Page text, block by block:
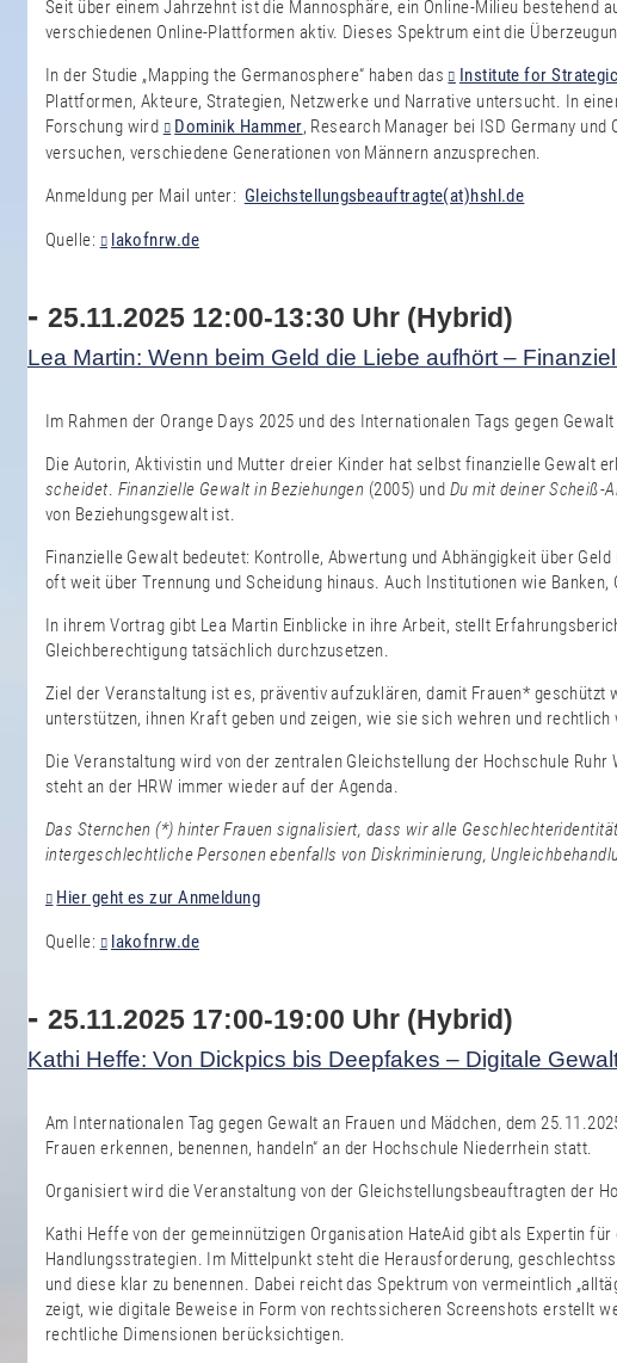
Seit über einem Jahrzehnt ist die Mannosphäre, ein Online-Milieu bestehend
verschiedenen Online-Plattformen aktiv. Dieses Spektrum eint die
In der Studie „Mapping the Germanosphere“ haben das
Institute for
Plattformen, Akteure, Strategien, Netzwerke und Narrative untersucht. In
Forschung wird
Dominik Hammer, Research Manager bei ISD Germany
versuchen, verschiedene Generationen von Männern anzusprechen.
Anmeldung per Mail unter: Gleichstellungsbeauftragte(at)hshl.de
Quelle: lakofnrw.de
- 25.11.2025 12:00-13:30 Uhr (Hybrid)
Lea Martin: Wenn beim Geld die Liebe aufhört –
Im Rahmen der Orange Days 2025 und des Internationalen Tags gegen
Die Autorin, Aktivistin und Mutter dreier Kinder hat selbst finanzielle Gewalt
scheidet. Finanzielle Gewalt in Beziehungen (2005) und Du mit deiner Scheiß-
von Beziehungsgewalt ist.
Finanzielle Gewalt bedeutet: Kontrolle, Abwertung und Abhängigkeit über
oft weit über Trennung und Scheidung hinaus. Auch Institutionen wie
In ihrem Vortrag gibt Lea Martin Einblicke in ihre Arbeit, stellt
Gleichberechtigung tatsächlich durchzusetzen.
Ziel der Veranstaltung ist es, präventiv aufzuklären, damit Frauen*
unterstützen, ihnen Kraft geben und zeigen, wie sie sich wehren und
Die Veranstaltung wird von der zentralen Gleichstellung der Hochschule
steht an der HRW immer wieder auf der Agenda.
Das Sternchen (*) hinter Frauen signalisiert, dass wir alle
intergeschlechtliche Personen ebenfalls von Diskriminierung,
Hier geht es zur Anmeldung
Quelle: lakofnrw.de
- 25.11.2025 17:00-19:00 Uhr (Hybrid)
Kathi Heffe: Von Dickpics bis Deepfakes – Digitale
Am Internationalen Tag gegen Gewalt an Frauen und Mädchen, dem
Frauen erkennen, benennen, handeln“ an der Hochschule Niederrhein statt.
Organisiert wird die Veranstaltung von der Gleichstellungsbeauftragten der
Kathi Heffe von der gemeinnützigen Organisation HateAid gibt als Expertin
Handlungsstrategien. Im Mittelpunkt steht die Herausforderung,
und diese klar zu benennen. Dabei reicht das Spektrum von vermeintlich
zeigt, wie digitale Beweise in Form von rechtssicheren Screenshots erstellt
rechtliche Dimensionen berücksichtigen.